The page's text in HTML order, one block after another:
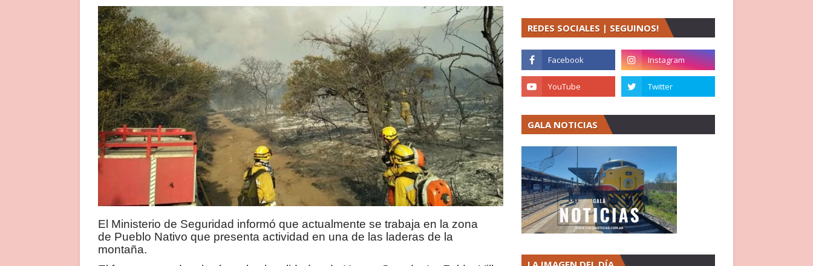
El Ministerio de Seguridad informó que actualmente se trabaja en la zona
de Pueblo Nativo que presenta actividad en una de las laderas de la
montaña.
REDES SOCIALES | SEGUINOS!
GALA NOTICIAS